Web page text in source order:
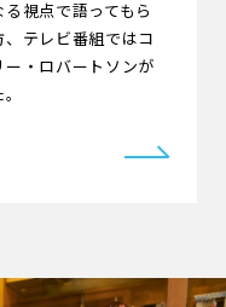
視点で語ってもら
テレビ番組ではコ
・ロバートソンが